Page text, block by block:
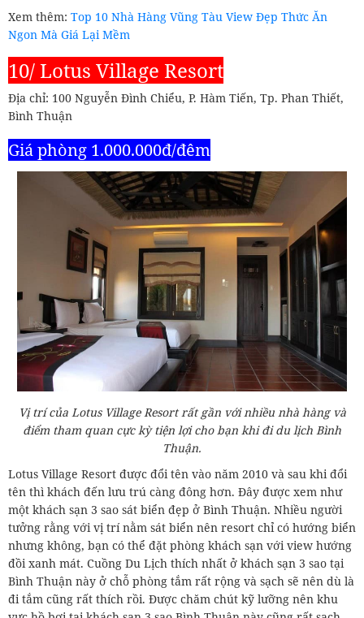
Xem thêm: Top 10 Nhà Hàng Vũng Tàu View Đẹp Thức Ăn
Ngon Mà Giá Lại Mềm
10/ Lotus Village Resort
Địa chỉ: 100 Nguyễn Đình Chiểu, P. Hàm Tiến, Tp. Phan Thiết,
Bình Thuận
Giá phòng 1.000.000đ/đêm
Vị trí của Lotus Village Resort rất gần với nhiều nhà hàng và
điểm tham quan cực kỳ tiện lợi cho bạn khi đi du lịch Bình
Thuận.
Lotus Village Resort được đổi tên vào năm 2010 và sau khi đổi
tên thì khách đến lưu trú càng đông hơn. Đây được xem như
một khách sạn 3 sao sát biển đẹp ở Bình Thuận. Nhiều người
tưởng rằng với vị trí nằm sát biển nên resort chỉ có hướng biển
nhưng không, bạn có thể đặt phòng khách sạn với view hướng
đồi xanh mát. Cuồng Du Lịch thích nhất ở khách sạn 3 sao tại
Bình Thuận này ở chỗ phòng tắm rất rộng và sạch sẽ nên dù là
đi tắm cũng rất thích rồi. Được chăm chút kỹ lưỡng nên khu